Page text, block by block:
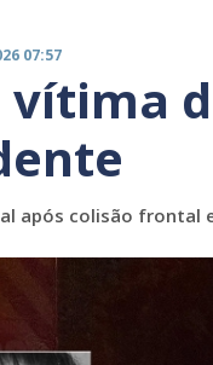
07:57
após colisão